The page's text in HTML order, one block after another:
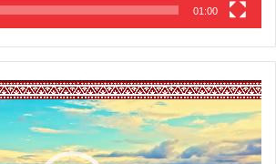
01:00